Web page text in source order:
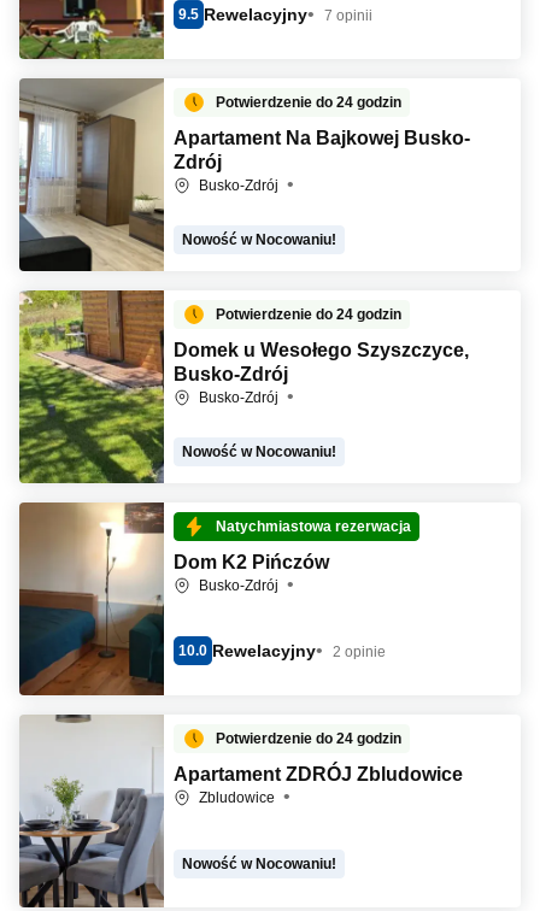
9.5 Rewelacyjny 7 opinii
Potwierdzenie do 24 godzin
Apartament Na Bajkowej Busko-
Zdrój
Busko-Zdrój
Nowość w Nocowaniu!
Potwierdzenie do 24 godzin
Domek u Wesołego Szyszczyce,
Busko-Zdrój
Busko-Zdrój
Nowość w Nocowaniu!
Natychmiastowa rezerwacja
Dom K2 Pińczów
Busko-Zdrój
10.0 Rewelacyjny 2 opinie
Potwierdzenie do 24 godzin
Apartament ZDRÓJ Zbludowice
Zbludowice
Nowość w Nocowaniu!